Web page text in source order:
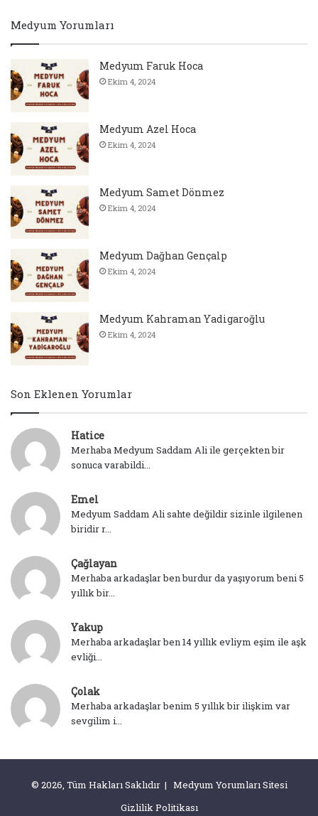
Medyum Yorumları
Medyum Faruk Hoca
Ekim 4, 2024
Medyum Azel Hoca
Ekim 4, 2024
Medyum Samet Dönmez
Ekim 4, 2024
Medyum Dağhan Gençalp
Ekim 4, 2024
Medyum Kahraman Yadigaroğlu
Ekim 4, 2024
Son Eklenen Yorumlar
Hatice
Merhaba Medyum Saddam Ali ile gerçekten bir
sonuca varabildi...
Emel
Medyum Saddam Ali sahte değildir sizinle ilgilenen
biridir r...
Çağlayan
Merhaba arkadaşlar ben burdur da yaşıyorum beni 5
yıllık bir...
Yakup
Merhaba arkadaşlar ben 14 yıllık evliym eşim ile aşk
evliği...
Çolak
Merhaba arkadaşlar benim 5 yıllık bir ilişkim var
sevgilim i...
© 2026, Tüm Hakları Saklıdır | Medyum Yorumları Sitesi
Gizlilik Politikası